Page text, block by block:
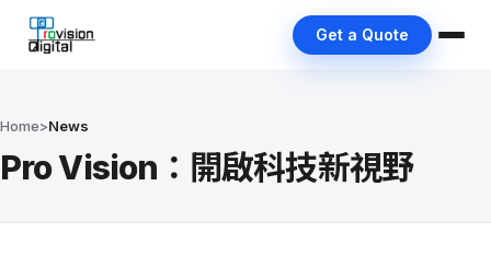
Get a Quote
Home>News
Pro Vision：開啟科技新視野